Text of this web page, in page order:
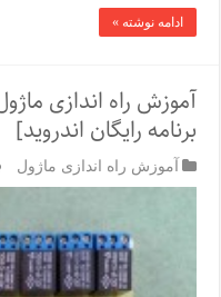
ادامه نوشته »
برنامه رایگان اندروید]
آموزش راه اندازی ماژول